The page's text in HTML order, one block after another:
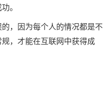
。
，因为每个人的情况都是不
，才能在互联网中获得成